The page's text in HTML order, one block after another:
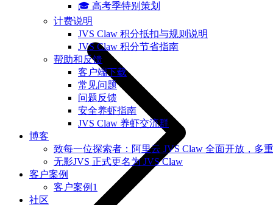
🎓 高考季特别策划
计费说明
JVS Claw 积分抵扣与规则说明
JVS Claw 积分节省指南
帮助和反馈
客户端下载
常见问题
问题反馈
安全养虾指南
JVS Claw 养虾交流群
博客
致每一位探索者：阿里云 JVS Claw 全面开放，多
无影JVS 正式更名为 JVS Claw
客户案例
客户案例1
社区